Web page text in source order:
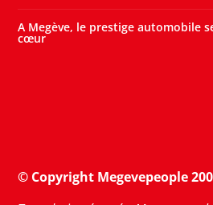
A Megève, le prestige automobile
cœur
© Copyright Megevepeople